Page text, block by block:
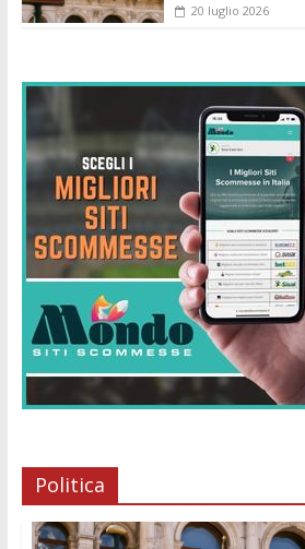
20 luglio 2026
Politica